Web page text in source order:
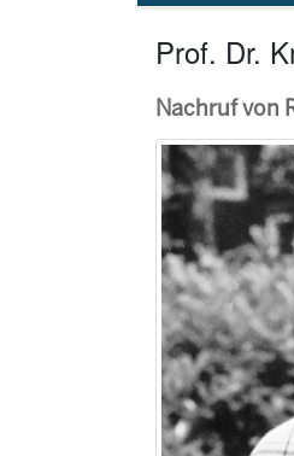
Prof. Dr.
Nachruf von